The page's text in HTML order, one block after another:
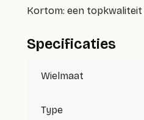
Kortom: een
Specificaties
Wielmaat
Type